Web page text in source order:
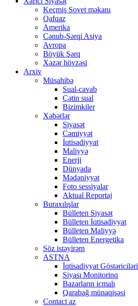
Keçmiş Sovet məkanı
Qafqaz
Amerika
Cənub-Şərqi Asiya
Avropa
Böyük Şərq
Xəzər hövzəsi
Arxiv
Müsahibə
Sual-cavab
Çətin sual
Bizimkiler
Xəbərlər
Siyasət
Cəmiyyət
İqtisadiyyat
Maliyyə
Enerji
Dünyada
Mədəniyyət
Foto sessiyalar
Aktual Reportaj
Buraxılışlar
Bülleten Siyasət
Bülleten İqtisadiyyat
Bülleten Maliyyə
Bülleten Energetika
Söz istəyirəm
ASTNA
İqtisadiyyat Göstəriciləri
Siyası Monitorinq
Bazarların icmalı
Qarabağ münaqişəsi
Contact az